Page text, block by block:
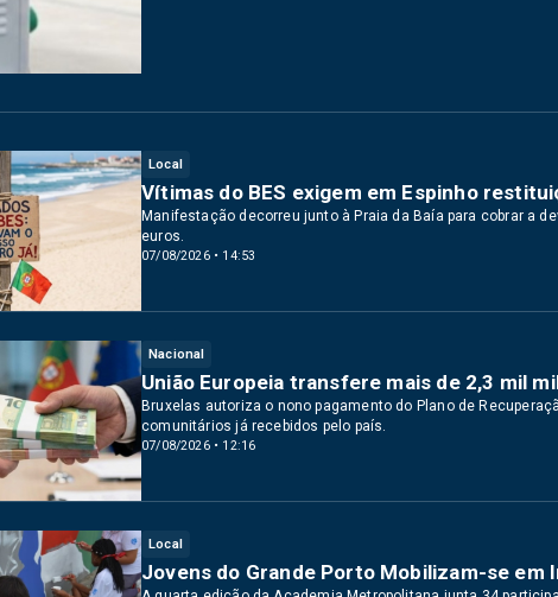
Local
07/08/2026 • 14:53
Vítimas do BES exigem em Espinho
Manifestação decorreu junto à Praia da Baía para cobrar a
euros.
Nacional
07/08/2026 • 12:16
União Europeia transfere mais de 2,3 mil
Bruxelas autoriza o nono pagamento do Plano de
comunitários já recebidos pelo país.
Local
Jovens do Grande Porto Mobilizam-se em